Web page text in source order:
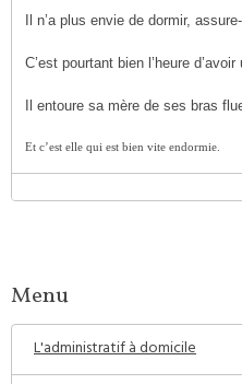
Il n’a plus envie de dormir,
C’est pourtant bien l’heure
Il entoure sa mère de ses bras
Et c’est elle qui est bien vite endormie.
Menu
L'administratif à domicile